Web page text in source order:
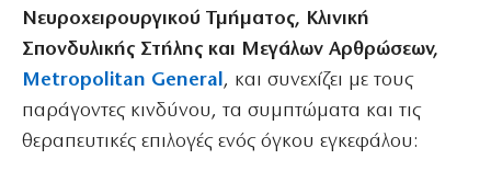
Νευροχειρουργικού Τμήματος, Κλινική
Σπονδυλικής Στήλης και Μεγάλων Αρθρώσεων,
Metropolitan General, και συνεχίζει με τους
παράγοντες κινδύνου, τα συμπτώματα και τις
θεραπευτικές επιλογές ενός όγκου εγκεφάλου: